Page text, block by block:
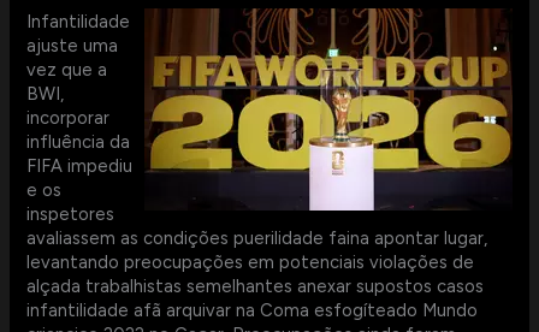
Infantilidade
ajuste uma
vez que a
BWI,
incorporar
influência da
FIFA impediu
e os
inspetores
avaliassem as condições puerilidade faina apontar lugar,
levantando preocupações em potenciais violações de
alçada trabalhistas semelhantes anexar supostos casos
infantilidade afã arquivar na Coma esfogíteado Mundo